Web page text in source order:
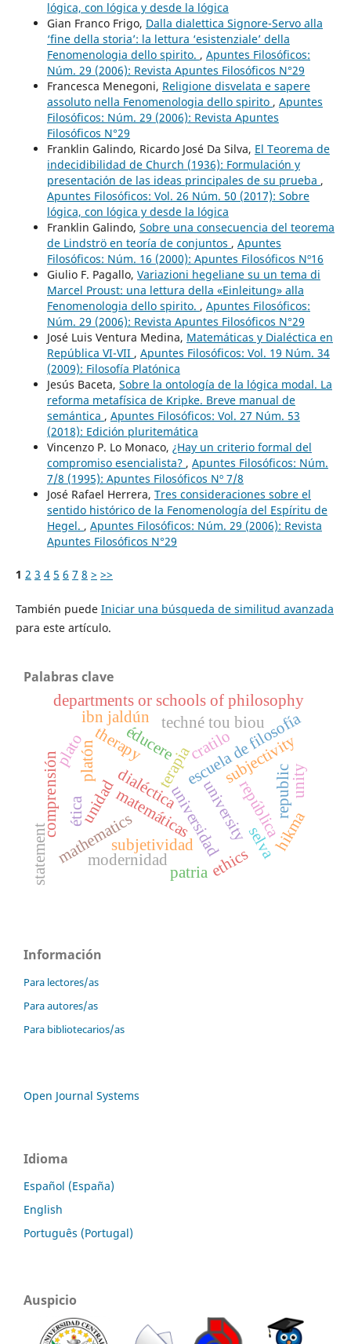
lógica, con lógica y desde la lógica
Gian Franco Frigo, Dalla dialettica Signore-Servo alla
‘fine della storia’: la lettura ‘esistenziale’ della
Fenomenologia dello spirito. , Apuntes Filosóficos:
Núm. 29 (2006): Revista Apuntes Filosóficos N°29
Francesca Menegoni, Religione disvelata e sapere
assoluto nella Fenomenologia dello spirito , Apuntes
Filosóficos: Núm. 29 (2006): Revista Apuntes
Filosóficos N°29
Franklin Galindo, Ricardo José Da Silva, El Teorema de
indecidibilidad de Church (1936): Formulación y
presentación de las ideas principales de su prueba ,
Apuntes Filosóficos: Vol. 26 Núm. 50 (2017): Sobre
lógica, con lógica y desde la lógica
Franklin Galindo, Sobre una consecuencia del teorema
de Lindströ en teoría de conjuntos , Apuntes
Filosóficos: Núm. 16 (2000): Apuntes Filosóficos Nº16
Giulio F. Pagallo, Variazioni hegeliane su un tema di
Marcel Proust: una lettura della «Einleitung» alla
Fenomenologia dello spirito. , Apuntes Filosóficos:
Núm. 29 (2006): Revista Apuntes Filosóficos N°29
José Luis Ventura Medina, Matemáticas y Dialéctica en
República VI-VII , Apuntes Filosóficos: Vol. 19 Núm. 34
(2009): Filosofía Platónica
Jesús Baceta, Sobre la ontología de la lógica modal. La
reforma metafísica de Kripke. Breve manual de
semántica , Apuntes Filosóficos: Vol. 27 Núm. 53
(2018): Edición pluritemática
Vincenzo P. Lo Monaco, ¿Hay un criterio formal del
compromiso esencialista? , Apuntes Filosóficos: Núm.
7/8 (1995): Apuntes Filosóficos Nº 7/8
José Rafael Herrera, Tres consideraciones sobre el
sentido histórico de la Fenomenología del Espíritu de
Hegel. , Apuntes Filosóficos: Núm. 29 (2006): Revista
Apuntes Filosóficos N°29
1 2 3 4 5 6 7 8 > >>
También puede Iniciar una búsqueda de similitud avanzada
para este artículo.
Palabras clave
universidad
escuela de filosofía
techné tou biou
terapia
éducere
subjetividad
university
departments or schools of philosophy
therapy subjectivity
platón
república
matemáticas
dialéctica
unidad
plato
republic
mathematics
unity
modernidad
comprensión ética
ethics
patria
selvahikma
ibn jaldún
cratilo
statement
Información
Para lectores/as
Para autores/as
Para bibliotecarios/as
Open Journal Systems
Idioma
Español (España)
English
Português (Portugal)
Auspicio